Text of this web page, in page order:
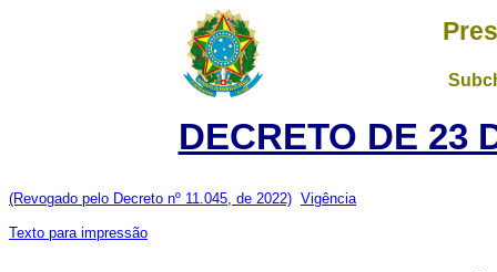
DECRETO DE 23
(Revogado pelo Decreto nº 11.045, de 2022) Vigência
Texto para impressão